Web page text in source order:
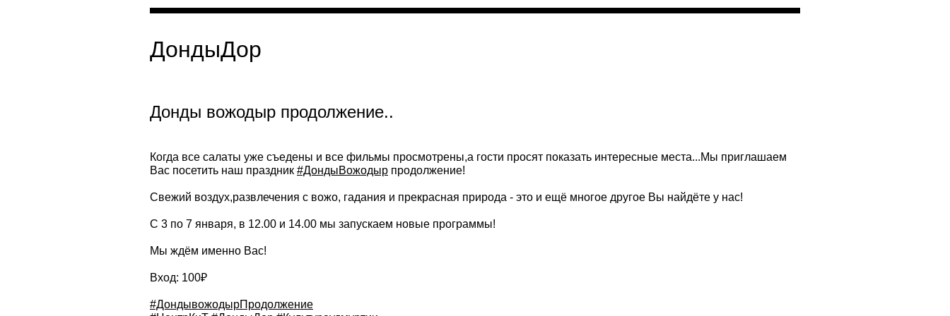
ДондыДор
Донды вожодыр продолжение..
Когда все салаты уже съедены и все фильмы просмотрены,а гости просят показать интересные места...Мы приглашаем
Вас посетить наш праздник #ДондыВожодыр продолжение!
Свежий воздух,развлечения с вожо, гадания и прекрасная природа - это и ещё многое другое Вы найдёте у нас!
С 3 по 7 января, в 12.00 и 14.00 мы запускаем новые программы!
Мы ждём именно Вас!
Вход: 100₽
#ДондывожодырПродолжение